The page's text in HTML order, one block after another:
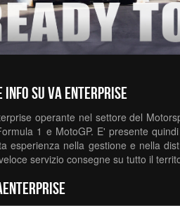
info su VA Enterprise
operante nel settore del
1 e MotoGP. E' presente
esperienza nella gestione e nella
servizio consegne su tutto il